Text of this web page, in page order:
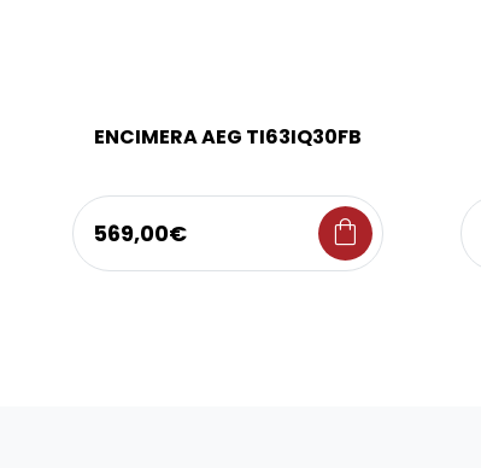
ENCIMERA AEG TI63IQ30FB
569,00€ shopping_bag